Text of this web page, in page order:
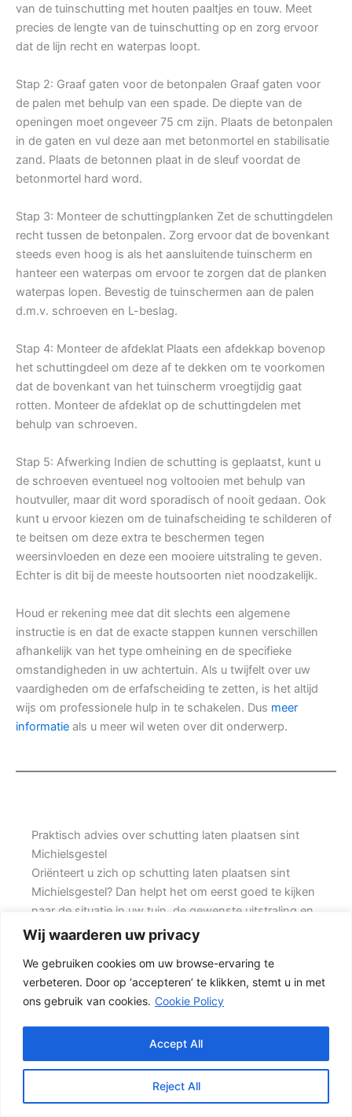
Wij waarderen uw privacy
We gebruiken cookies om uw browse-ervaring te
verbeteren. Door op ‘accepteren’ te klikken, stemt u in met
ons gebruik van cookies. Cookie Policy
Reject All
Accept All
van de tuinschutting met houten paaltjes en touw. Meet
precies de lengte van de tuinschutting op en zorg ervoor
dat de lijn recht en waterpas loopt.
Stap 2: Graaf gaten voor de betonpalen Graaf gaten voor
de palen met behulp van een spade. De diepte van de
openingen moet ongeveer 75 cm zijn. Plaats de betonpalen
in de gaten en vul deze aan met betonmortel en stabilisatie
zand. Plaats de betonnen plaat in de sleuf voordat de
betonmortel hard word.
Stap 3: Monteer de schuttingplanken Zet de schuttingdelen
recht tussen de betonpalen. Zorg ervoor dat de bovenkant
steeds even hoog is als het aansluitende tuinscherm en
hanteer een waterpas om ervoor te zorgen dat de planken
waterpas lopen. Bevestig de tuinschermen aan de palen
d.m.v. schroeven en L-beslag.
Stap 4: Monteer de afdeklat Plaats een afdekkap bovenop
het schuttingdeel om deze af te dekken om te voorkomen
dat de bovenkant van het tuinscherm vroegtijdig gaat
rotten. Monteer de afdeklat op de schuttingdelen met
behulp van schroeven.
Stap 5: Afwerking Indien de schutting is geplaatst, kunt u
de schroeven eventueel nog voltooien met behulp van
houtvuller, maar dit word sporadisch of nooit gedaan. Ook
kunt u ervoor kiezen om de tuinafscheiding te schilderen of
te beitsen om deze extra te beschermen tegen
weersinvloeden en deze een mooiere uitstraling te geven.
Echter is dit bij de meeste houtsoorten niet noodzakelijk.
Houd er rekening mee dat dit slechts een algemene
instructie is en dat de exacte stappen kunnen verschillen
afhankelijk van het type omheining en de specifieke
omstandigheden in uw achtertuin. Als u twijfelt over uw
vaardigheden om de erfafscheiding te zetten, is het altijd
wijs om professionele hulp in te schakelen. Dus meer
informatie als u meer wil weten over dit onderwerp.
Praktisch advies over schutting laten plaatsen sint
Michielsgestel
Oriënteert u zich op schutting laten plaatsen sint
Michielsgestel? Dan helpt het om eerst goed te kijken
naar de situatie in uw tuin, de gewenste uitstraling en
de mate van onderhoud die u acceptabel vindt. Prins
denkt mee over een onderhoudsvriendelijke
oplossing.
De juiste erfafscheiding begint met een goed plan.
Wilt u vooral privacy, dan is een dichte schutting
meestal de beste keuze. Daarbij spelen ook zaken
mee zoals windbelasting, hoogteverschillen,
grondsoort, erfgrens en de bereikbaarheid van de